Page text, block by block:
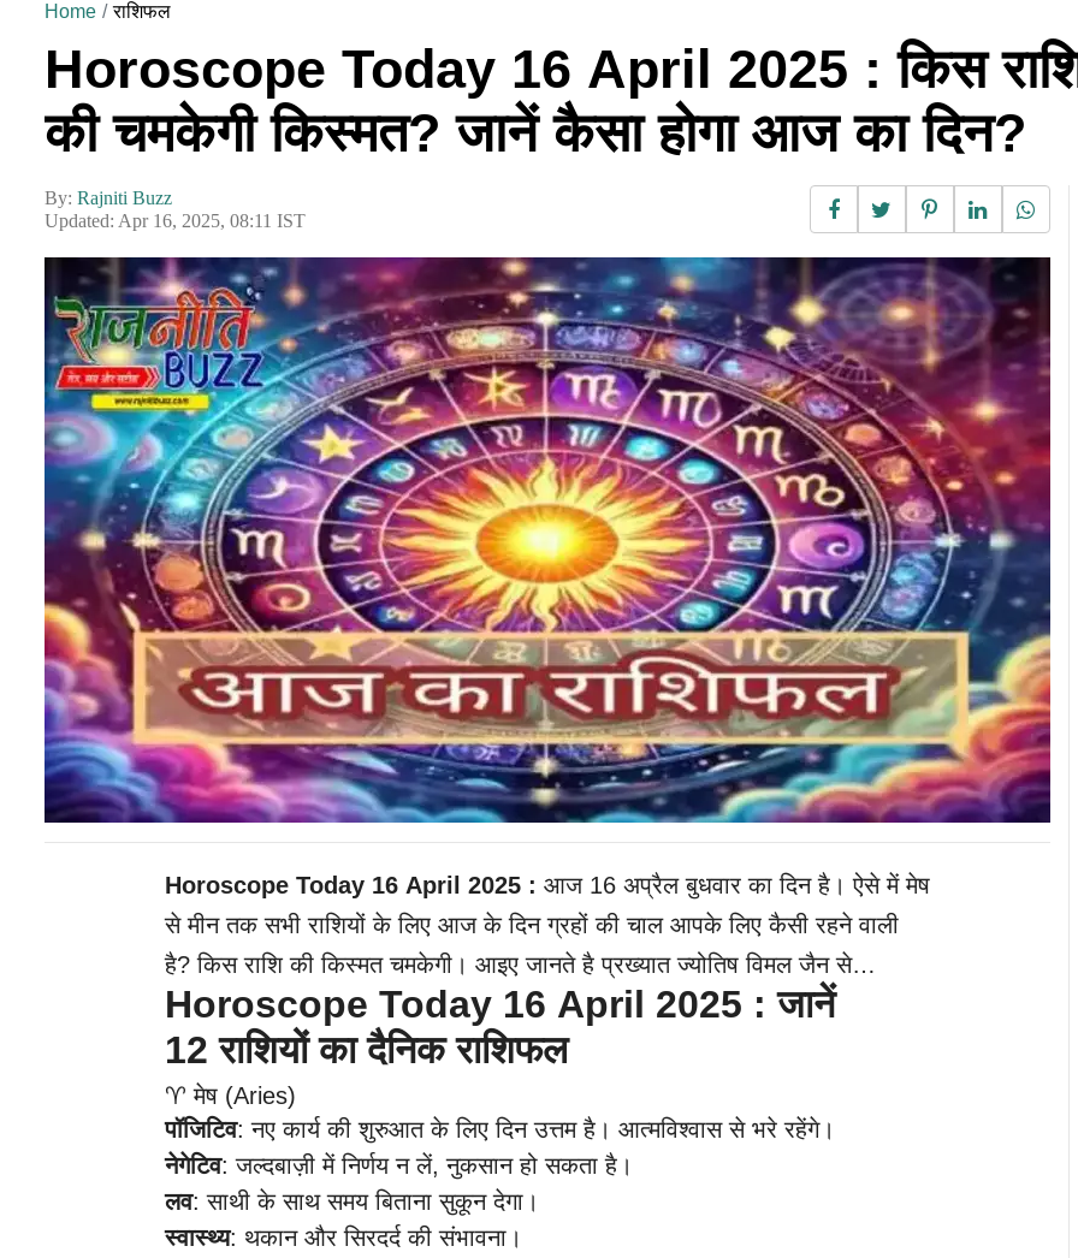
Home राशिफल
Horoscope Today 16 April 2025 : किस
की चमकेगी किस्मत? जानें कैसा होगा आज का दिन?
By: Rajniti Buzz
Updated: Apr 16, 2025, 08:11 IST
Horoscope Today 16 April 2025 : आज 16 अप्रैल बुधवार का दिन है। ऐसे में मेष
से मीन तक सभी राशियों के लिए आज के दिन ग्रहों की चाल आपके लिए कैसी रहने वाली
है? किस राशि की किस्मत चमकेगी। आइए जानते है प्रख्यात ज्योतिष विमल जैन से…
Horoscope Today 16 April 2025 : जानें
12 राशियों का दैनिक राशिफल
♈ मेष (Aries)
पॉजिटिव: नए कार्य की शुरुआत के लिए दिन उत्तम है। आत्मविश्वास से भरे रहेंगे।
नेगेटिव: जल्दबाज़ी में निर्णय न लें, नुकसान हो सकता है।
लव: साथी के साथ समय बिताना सुकून देगा।
स्वास्थ्य: थकान और सिरदर्द की संभावना।